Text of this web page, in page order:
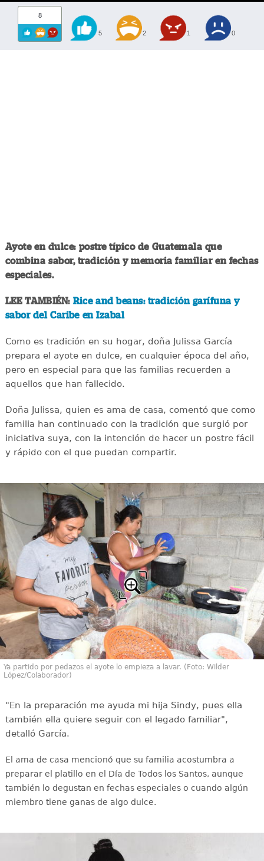
8
5 2 1 0
Ayote en dulce: postre típico de Guatemala que
combina sabor, tradición y memoria familiar en fechas
especiales.
LEE TAMBIÉN: Rice and beans: tradición garífuna y
sabor del Caribe en Izabal
Como es tradición en su hogar, doña Julissa García
prepara el ayote en dulce, en cualquier época del año,
pero en especial para que las familias recuerden a
aquellos que han fallecido.
Doña Julissa, quien es ama de casa, comentó que como
familia han continuado con la tradición que surgió por
iniciativa suya, con la intención de hacer un postre fácil
y rápido con el que puedan compartir.
Ya partido por pedazos el ayote lo empieza a lavar. (Foto: Wilder
López/Colaborador)
"En la preparación me ayuda mi hija Sindy, pues ella
también ella quiere seguir con el legado familiar",
detalló García.
El ama de casa mencionó que su familia acostumbra a
preparar el platillo en el Día de Todos los Santos, aunque
también lo degustan en fechas especiales o cuando algún
miembro tiene ganas de algo dulce.